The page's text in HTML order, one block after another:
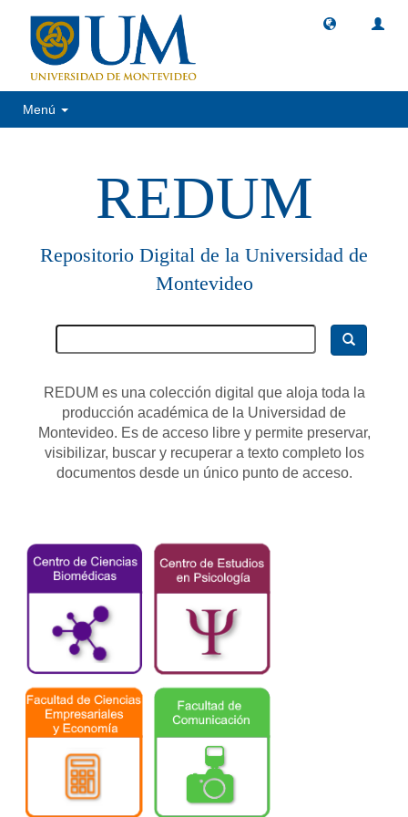
Menú
REDUM
Repositorio Digital de la Universidad de
Montevideo
REDUM es una colección digital que aloja toda la
producción académica de la Universidad de
Montevideo. Es de acceso libre y permite preservar,
visibilizar, buscar y recuperar a texto completo los
documentos desde un único punto de acceso.